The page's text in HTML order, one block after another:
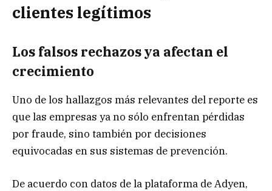
clientes legítimos
Los falsos rechazos ya afectan el
crecimiento
Uno de los hallazgos más relevantes del reporte es
que las empresas ya no sólo enfrentan pérdidas
por fraude, sino también por decisiones
equivocadas en sus sistemas de prevención.
De acuerdo con datos de la plataforma de Adyen,